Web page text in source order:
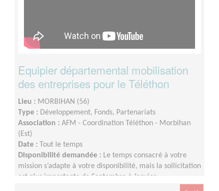
Equipier départemental mobilisation
des entreprises pour le Téléthon
Lieu : MORBIHAN (56)
Type : Développement, Fonds, Partenariats
Association : AFM - Coordination Téléthon - Morbihan
(Est)
Date :
Tout le temps
Disponibilité demandée : Le temps consacré à votre
mission s’adapte à votre disponibilité, mais la sollicitation
est plus importante de Septembre à Janvier